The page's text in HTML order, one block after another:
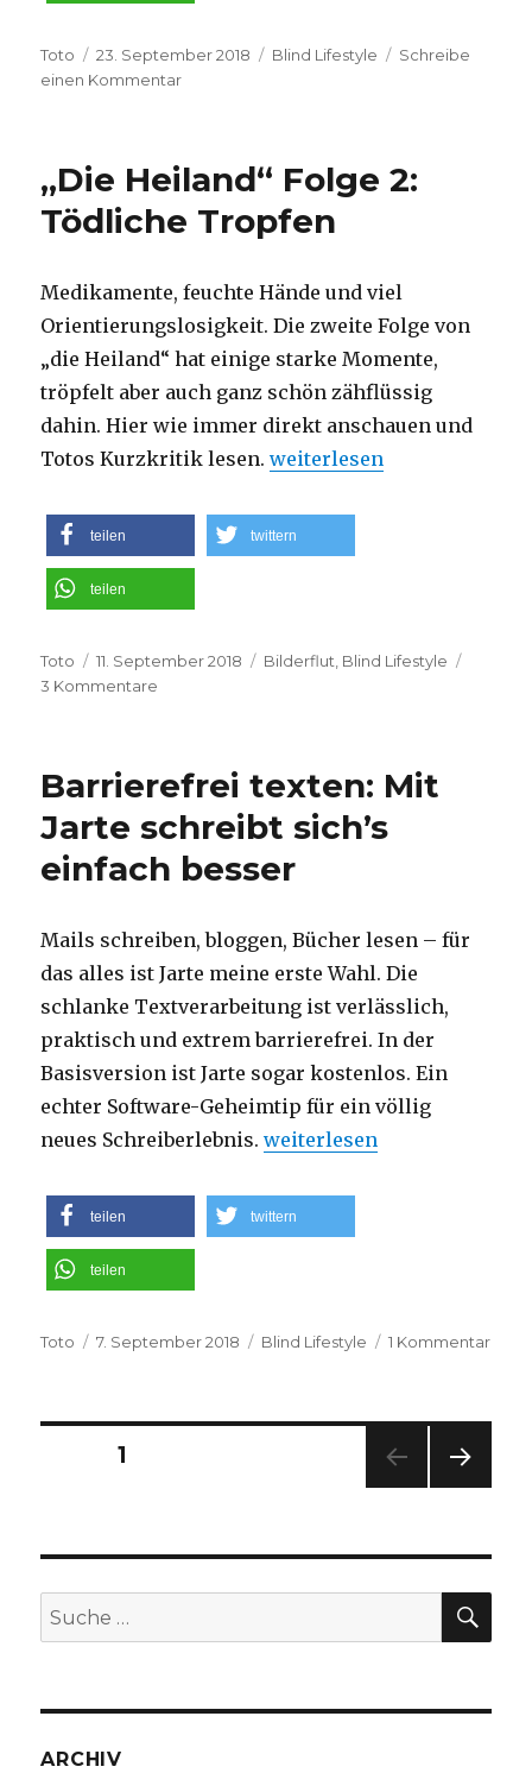
Autor
Toto
Veröffentlicht
am
23. September 2018 Kategorien
Blind Lifestyle
Schreibe
einen Kommentarzu
die
Kassette:
„Die Heiland“ Folge 2:
Tödliche Tropfen
Medikamente, feuchte Hände und viel
Orientierungslosigkeit. Die zweite Folge von
„die Heiland“ hat einige starke Momente,
tröpfelt aber auch ganz schön zähflüssig
dahin. Hier wie immer direkt anschauen und
Totos Kurzkritik lesen.„„Die Heiland“ Folge 2:
weiterlesen
teilen twittern
teilen
Autor
Toto
Veröffentlicht
am
11. September 2018 Kategorien
Bilderflut Blind Lifestyle
3 Kommentare
2:
Tropfen
Barrierefrei texten: Mit
Jarte schreibt sich’s
einfach besser
Mails schreiben, bloggen, Bücher lesen – für
das alles ist Jarte meine erste Wahl. Die
schlanke Textverarbeitung ist verlässlich,
praktisch und extrem barrierefrei. In der
Basisversion ist Jarte sogar kostenlos. Ein
echter Software-Geheimtip für ein völlig
neues Schreiberlebnis.„Barrierefrei texten: Mit
weiterlesen
teilen twittern
teilen
Autor
Toto
Veröffentlicht
7. September 2018 Kategorien
Blind Lifestyle 1 Kommentarzu
sich’s
Seitennummerierung
Beiträge
SEITE1
E
Suche
nach:
ARCHIV